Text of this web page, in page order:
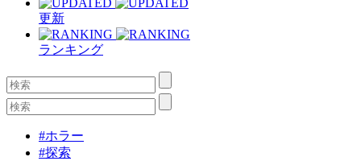
更新
ランキング
#ホラー
#探索